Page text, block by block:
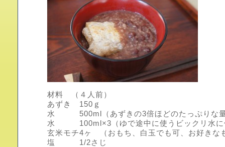
材料 （４人前）
あずき 150ｇ
水 500ml（あずきの3倍ほどのたっぷりな量
水 100ml×3（ゆで途中に使うビックリ水に
玄米モチ4ヶ （おもち、白玉でも可、お好きな
塩 1/2さじ